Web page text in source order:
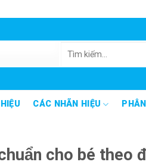
kiếm:
CÁC NHÃN HIỆU
cho bé theo